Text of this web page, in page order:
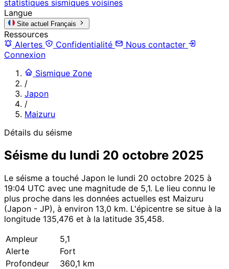
statistiques sismiques voisines
Langue
Site actuel Français
Ressources
Alertes
Confidentialité
Nous contacter
Connexion
Sismique Zone
/
Japon
/
Maizuru
Détails du séisme
Séisme du lundi 20 octobre 2025
Le séisme a touché Japon le lundi 20 octobre 2025 à
19:04 UTC avec une magnitude de 5,1. Le lieu connu le
plus proche dans les données actuelles est Maizuru
(Japon - JP), à environ 13,0 km. L'épicentre se situe à la
longitude 135,476 et à la latitude 35,458.
Ampleur
5,1
Alerte
Fort
Profondeur
360,1 km